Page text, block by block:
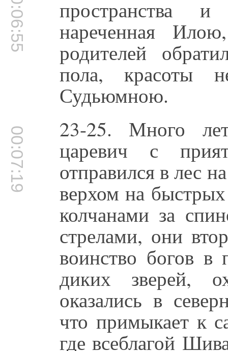
00:06:55 пространства
нареченная
родителей
пола, красоты
Судьюмною.
00:07:19 23-25. Много
царевич с
отправился в лес
верхом на
колчанами за
стрелами, они
воинство богов в
диких зверей,
оказались в
что примыкает к
где всеблагой